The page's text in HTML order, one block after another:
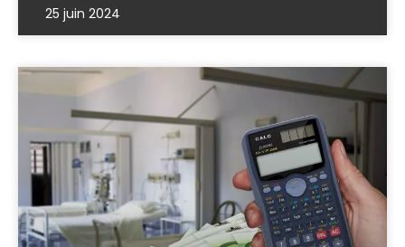
25 juin 2024